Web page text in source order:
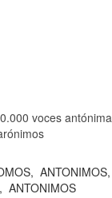
voces
ANTONIMOS,
ANTONIMOS